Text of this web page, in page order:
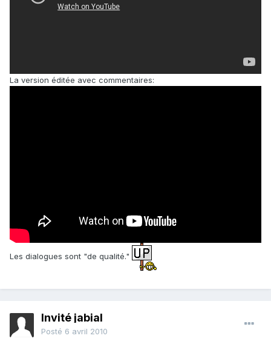
La version éditée avec commentaires:
Les dialogues sont "de qualité."
Invité jabial
Posté 6 avril 2010